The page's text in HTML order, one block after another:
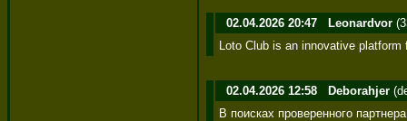
02.04.2026 20:47 Leonardvor
Loto Club is an innovative
02.04.2026 12:58 Deborahjer
В поисках проверенного